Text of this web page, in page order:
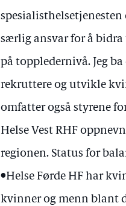
spesialisthelsetjenesten
særlig ansvar for å
på toppledernivå. Jeg
rekruttere og utvikle
omfatter også styrene
Helse Vest RHF
regionen. Status for
•Helse Førde HF har
kvinner og menn blant